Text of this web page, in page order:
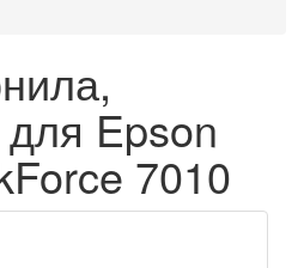
Epson
7010